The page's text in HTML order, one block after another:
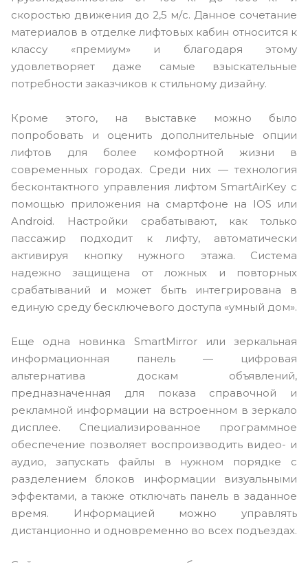
скоростью движения до 2,5 м/с. Данное сочетание
материалов в отделке лифтовых кабин относится к
классу «премиум» и благодаря этому
удовлетворяет даже самые взыскательные
потребности заказчиков к стильному дизайну.
Кроме этого, на выставке можно было
попробовать и оценить дополнительные опции
лифтов для более комфортной жизни в
современных городах. Среди них — технология
бесконтактного управления лифтом SmartAirKey с
помощью приложения на смартфоне на IOS или
Android. Настройки срабатывают, как только
пассажир подходит к лифту, автоматически
активируя кнопку нужного этажа. Система
надежно защищена от ложных и повторных
срабатываний и может быть интегрирована в
единую среду бесключевого доступа «умный дом».
Еще одна новинка SmartMirror или зеркальная
информационная панель — цифровая
альтернатива доскам объявлений,
предназначенная для показа справочной и
рекламной информации на встроенном в зеркало
дисплее. Специализированное программное
обеспечение позволяет воспроизводить видео- и
аудио, запускать файлы в нужном порядке с
разделением блоков информации визуальными
эффектами, а также отключать панель в заданное
время. Информацией можно управлять
дистанционно и одновременно во всех подъездах.